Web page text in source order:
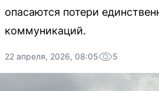
опасаются потери
коммуникаций.
22 апреля, 2026, 08:05 5